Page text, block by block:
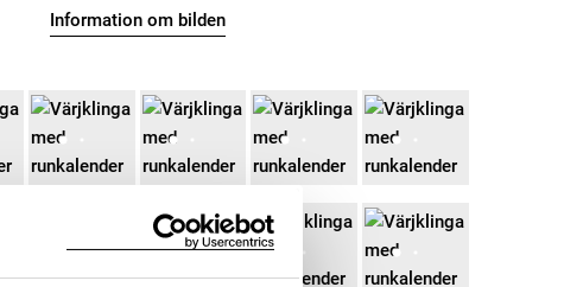
Information om bilden